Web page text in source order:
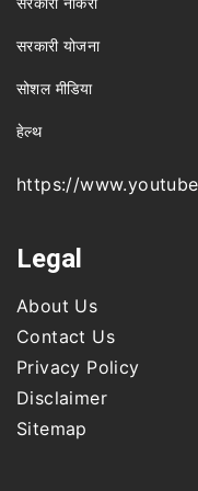
सरकारी योजना
सोशल मीडिया
हेल्थ
https://
Legal
About Us
Contact Us
Privacy Policy
Disclaimer
Sitemap